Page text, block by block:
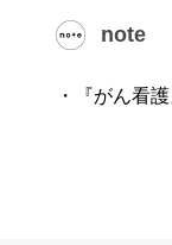
note
・『がん看